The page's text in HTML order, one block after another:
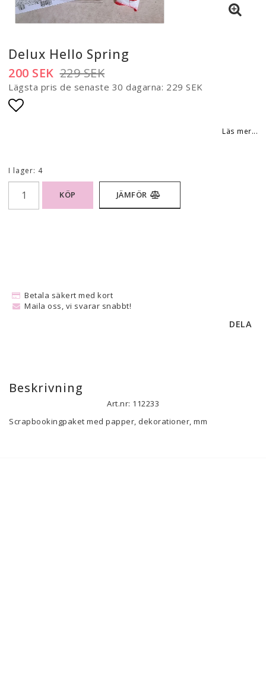
Delux Hello Spring
229 SEK
200 SEK
Lägsta pris de senaste 30 dagarna 229 SEK
Läs mer...
I lager: 4
KÖP JÄMFÖR
Betala säkert med kort
Maila oss, vi svarar snabbt!
DELA
Beskrivning
Art.nr: 112233
Scrapbookingpaket med papper, dekorationer, mm